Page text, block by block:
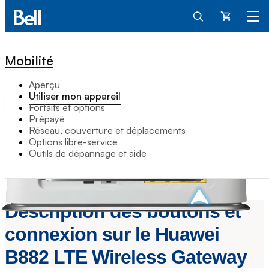
Panier
Mobilité
Aperçu
Utiliser mon appareil
Forfaits et options
Prépayé
Réseau, couverture et déplacements
Options libre-service
Outils de dépannage et aide
Description des boutons et
connexion sur le Huawei
B882 LTE Wireless Gateway